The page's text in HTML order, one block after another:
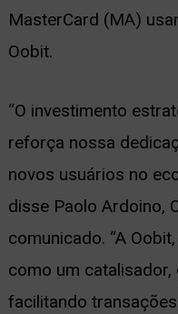
MasterCard (MA)
Oobit.
“O investimento
reforça nossa
novos usuários no
disse Paolo Ardoino,
comunicado. “A
como um
facilitando